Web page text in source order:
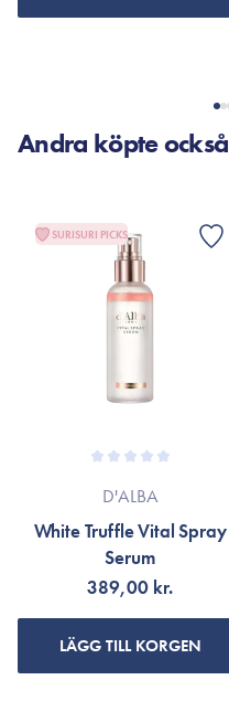
Andra köpte också
SURISURI PICKS
D'ALBA
White Truffle Vital Spray
Serum
389,00 kr.
LÄGG TILL KORGEN